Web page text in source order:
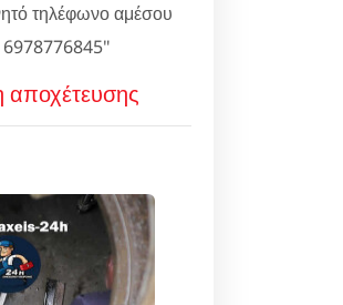
τηλέφωνο αμέσου
6978776845"